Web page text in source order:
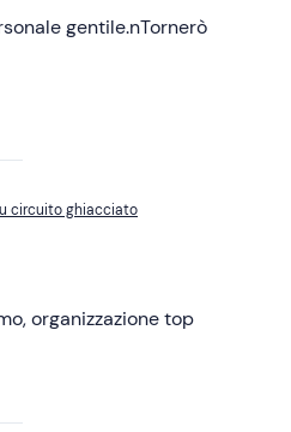
gentile.nTornerò
circuito ghiacciato
organizzazione top